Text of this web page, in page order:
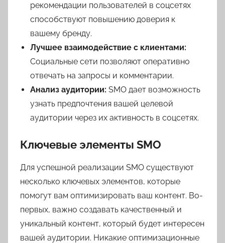
рекомендации пользователей в соцсетях
способствуют повышению доверия к
вашему бренду.
Лучшее взаимодействие с клиентами:
Социальные сети позволяют оперативно
отвечать на запросы и комментарии.
Анализ аудитории: SMO дает возможность
узнать предпочтения вашей целевой
аудитории через их активность в соцсетях.
Ключевые элементы SMO
Для успешной реализации SMO существуют
несколько ключевых элементов, которые
помогут вам оптимизировать ваш контент. Во-
первых, важно создавать качественный и
уникальный контент, который будет интересен
вашей аудитории. Никакие оптимизационные